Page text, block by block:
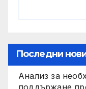
Последни
Анализ за
поддържане